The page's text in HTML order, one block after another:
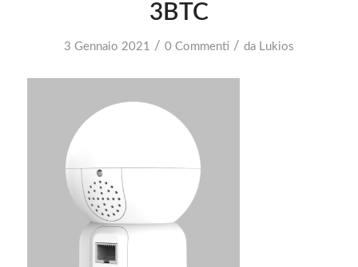
3BTC
3 Gennaio 2021 / 0 Commenti / da Lukios